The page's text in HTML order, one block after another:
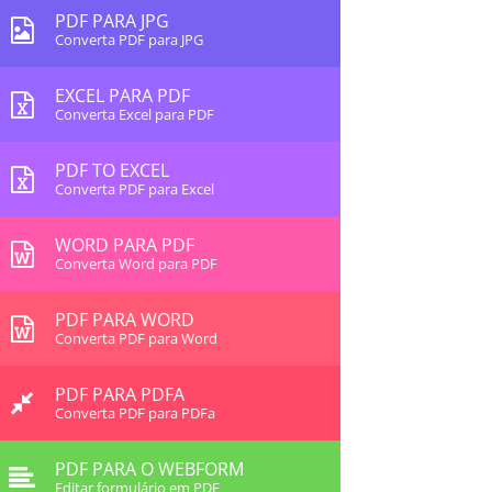
PDF PARA JPG
Converta PDF para JPG
EXCEL PARA PDF
Converta Excel para PDF
PDF TO EXCEL
Converta PDF para Excel
WORD PARA PDF
Converta Word para PDF
PDF PARA WORD
Converta PDF para Word
PDF PARA PDFA
Converta PDF para PDFa
PDF PARA O WEBFORM
Editar formulário em PDF